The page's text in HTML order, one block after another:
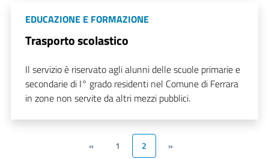
EDUCAZIONE E FORMAZIONE
Trasporto scolastico
Il servizio è riservato agli alunni delle scuole primarie e
secondarie di I° grado residenti nel Comune di Ferrara
in zone non servite da altri mezzi pubblici.
« 1 2 »